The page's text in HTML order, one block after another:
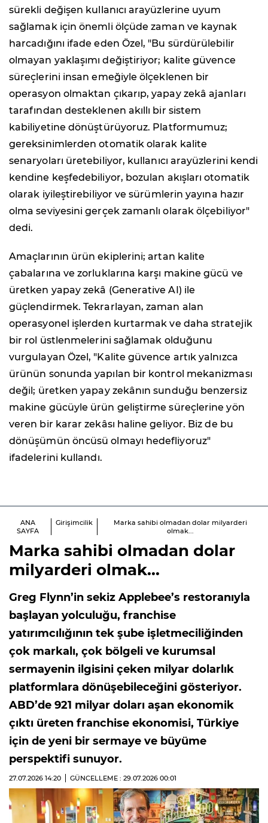
sürekli değişen kullanıcı arayüzlerine uyum
sağlamak için önemli ölçüde zaman ve kaynak
harcadığını ifade eden Özel, "Bu sürdürülebilir
olmayan yaklaşımı değiştiriyor; kalite güvence
süreçlerini insan emeğiyle ölçeklenen bir
operasyon olmaktan çıkarıp, yapay zekâ ajanları
tarafından desteklenen akıllı bir sistem
kabiliyetine dönüştürüyoruz. Platformumuz;
gereksinimlerden otomatik olarak kalite
senaryoları üretebiliyor, kullanıcı arayüzlerini kendi
kendine keşfedebiliyor, bozulan akışları otomatik
olarak iyileştirebiliyor ve sürümlerin yayına hazır
olma seviyesini gerçek zamanlı olarak ölçebiliyor"
dedi.
Amaçlarının ürün ekiplerini; artan kalite
çabalarına ve zorluklarına karşı makine gücü ve
üretken yapay zekâ (Generative AI) ile
güçlendirmek. Tekrarlayan, zaman alan
operasyonel işlerden kurtarmak ve daha stratejik
bir rol üstlenmelerini sağlamak olduğunu
vurgulayan Özel, "Kalite güvence artık yalnızca
ürünün sonunda yapılan bir kontrol mekanizması
değil; üretken yapay zekânın sunduğu benzersiz
makine gücüyle ürün geliştirme süreçlerine yön
veren bir karar zekâsı haline geliyor. Biz de bu
dönüşümün öncüsü olmayı hedefliyoruz"
ifadelerini kullandı.
ANA
SAYFA
Girişimcilik
Marka sahibi olmadan dolar milyarderi
olmak...
Marka sahibi olmadan dolar
milyarderi olmak...
Greg Flynn’in sekiz Applebee’s restoranıyla
başlayan yolculuğu, franchise
yatırımcılığının tek şube işletmeciliğinden
çok markalı, çok bölgeli ve kurumsal
sermayenin ilgisini çeken milyar dolarlık
platformlara dönüşebileceğini gösteriyor.
ABD’de 921 milyar doları aşan ekonomik
çıktı üreten franchise ekonomisi, Türkiye
için de yeni bir sermaye ve büyüme
perspektifi sunuyor.
27.07.2026 14:20 GÜNCELLEME : 29.07.2026 00:01